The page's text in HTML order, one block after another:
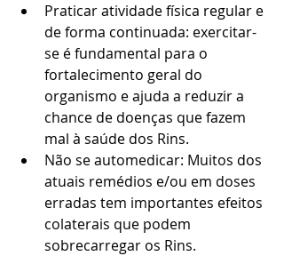
Praticar atividade física regular e
de forma continuada: exercitar-
se é fundamental para o
fortalecimento geral do
organismo e ajuda a reduzir a
chance de doenças que fazem
mal à saúde dos Rins.
Não se automedicar: Muitos dos
atuais remédios e/ou em doses
erradas tem importantes efeitos
colaterais que podem
sobrecarregar os Rins.